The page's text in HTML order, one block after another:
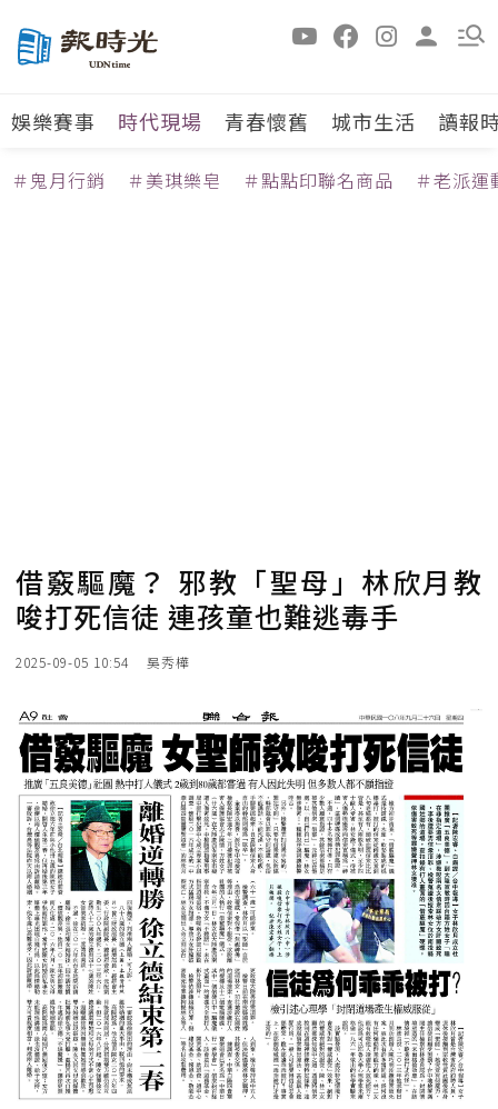
娛樂賽事 時代現場 青春懷舊 城市生活 讀報
＃鬼月行銷 ＃美琪樂皂 ＃點點印聯名商品 ＃老派運
借竅驅魔？ 邪教「聖母」林欣月教
唆打死信徒 連孩童也難逃毒手
2025-09-05 10:54 吳秀樺